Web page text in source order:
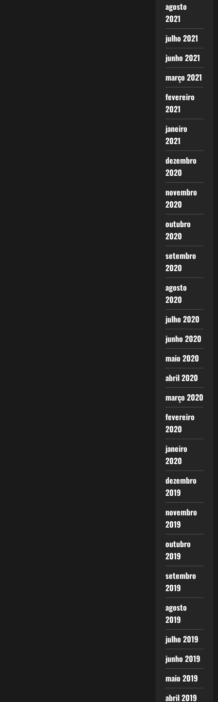
agosto
2021
julho 2021
junho 2021
março 2021
fevereiro
2021
janeiro
2021
dezembro
2020
novembro
2020
outubro
2020
setembro
2020
agosto
2020
julho 2020
junho 2020
maio 2020
abril 2020
março 2020
fevereiro
2020
janeiro
2020
dezembro
2019
novembro
2019
outubro
2019
setembro
2019
agosto
2019
julho 2019
junho 2019
maio 2019
abril 2019